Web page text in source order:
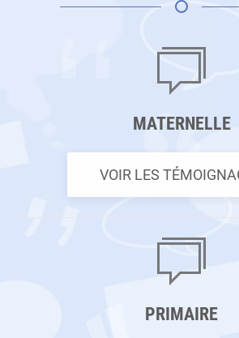
MATERNELLE
VOIR LES
PRIMAIRE